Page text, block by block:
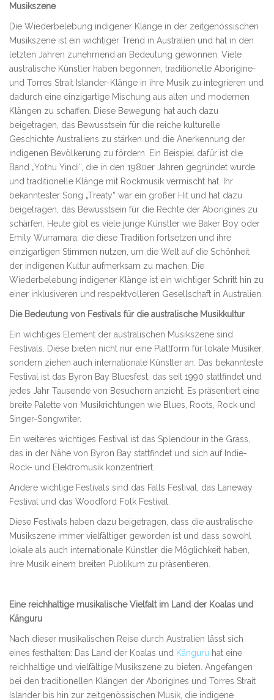
Musikszene
Die Wiederbelebung indigener Klänge in der zeitgenössischen
Musikszene ist ein wichtiger Trend in Australien und hat in den
letzten Jahren zunehmend an Bedeutung gewonnen. Viele
australische Künstler haben begonnen, traditionelle Aborigine-
und Torres Strait Islander-Klänge in ihre Musik zu integrieren und
dadurch eine einzigartige Mischung aus alten und modernen
Klängen zu schaffen. Diese Bewegung hat auch dazu
beigetragen, das Bewusstsein für die reiche kulturelle
Geschichte Australiens zu stärken und die Anerkennung der
indigenen Bevölkerung zu fördern. Ein Beispiel dafür ist die
Band „Yothu Yindi“, die in den 1980er Jahren gegründet wurde
und traditionelle Klänge mit Rockmusik vermischt hat. Ihr
bekanntester Song „Treaty“ war ein großer Hit und hat dazu
beigetragen, das Bewusstsein für die Rechte der Aborigines zu
schärfen. Heute gibt es viele junge Künstler wie Baker Boy oder
Emily Wurramara, die diese Tradition fortsetzen und ihre
einzigartigen Stimmen nutzen, um die Welt auf die Schönheit
der indigenen Kultur aufmerksam zu machen. Die
Wiederbelebung indigener Klänge ist ein wichtiger Schritt hin zu
einer inklusiveren und respektvolleren Gesellschaft in Australien.
Die Bedeutung von Festivals für die australische Musikkultur
Ein wichtiges Element der australischen Musikszene sind
Festivals. Diese bieten nicht nur eine Plattform für lokale Musiker,
sondern ziehen auch internationale Künstler an. Das bekannteste
Festival ist das Byron Bay Bluesfest, das seit 1990 stattfindet und
jedes Jahr Tausende von Besuchern anzieht. Es präsentiert eine
breite Palette von Musikrichtungen wie Blues, Roots, Rock und
Singer-Songwriter.
Ein weiteres wichtiges Festival ist das Splendour in the Grass,
das in der Nähe von Byron Bay stattfindet und sich auf Indie-
Rock- und Elektromusik konzentriert.
Andere wichtige Festivals sind das Falls Festival, das Laneway
Festival und das Woodford Folk Festival.
Diese Festivals haben dazu beigetragen, dass die australische
Musikszene immer vielfältiger geworden ist und dass sowohl
lokale als auch internationale Künstler die Möglichkeit haben,
ihre Musik einem breiten Publikum zu präsentieren.
Eine reichhaltige musikalische Vielfalt im Land der Koalas und
Känguru
Nach dieser musikalischen Reise durch Australien lässt sich
eines festhalten: Das Land der Koalas und Känguru hat eine
reichhaltige und vielfältige Musikszene zu bieten. Angefangen
bei den traditionellen Klängen der Aborigines und Torres Strait
Islander bis hin zur zeitgenössischen Musik, die indigene